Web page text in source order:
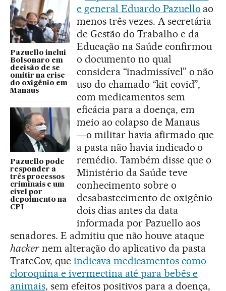
Pazuello inclui
Bolsonaro em
decisão de se
omitir na crise
do oxigênio em
Manaus
Pazuello pode
responder a
três processos
criminais e um
cível por
depoimento na
CPI
e general Eduardo Pazuello ao
menos três vezes. A secretária
de Gestão do Trabalho e da
Educação na Saúde confirmou
o documento no qual
considera “inadmissível” o não
uso do chamado “kit covid”,
com medicamentos sem
eficácia para a doença, em
meio ao colapso de Manaus
―o militar havia afirmado que
a pasta não havia indicado o
remédio. Também disse que o
Ministério da Saúde teve
conhecimento sobre o
desabastecimento de oxigênio
dois dias antes da data
informada por Pazuello aos
senadores. E admitiu que não houve ataque
hackernem alteração do aplicativo da pasta
TrateCov, que indicava medicamentos como
cloroquina e ivermectina até para bebês e
animais, sem efeitos positivos para a doença,